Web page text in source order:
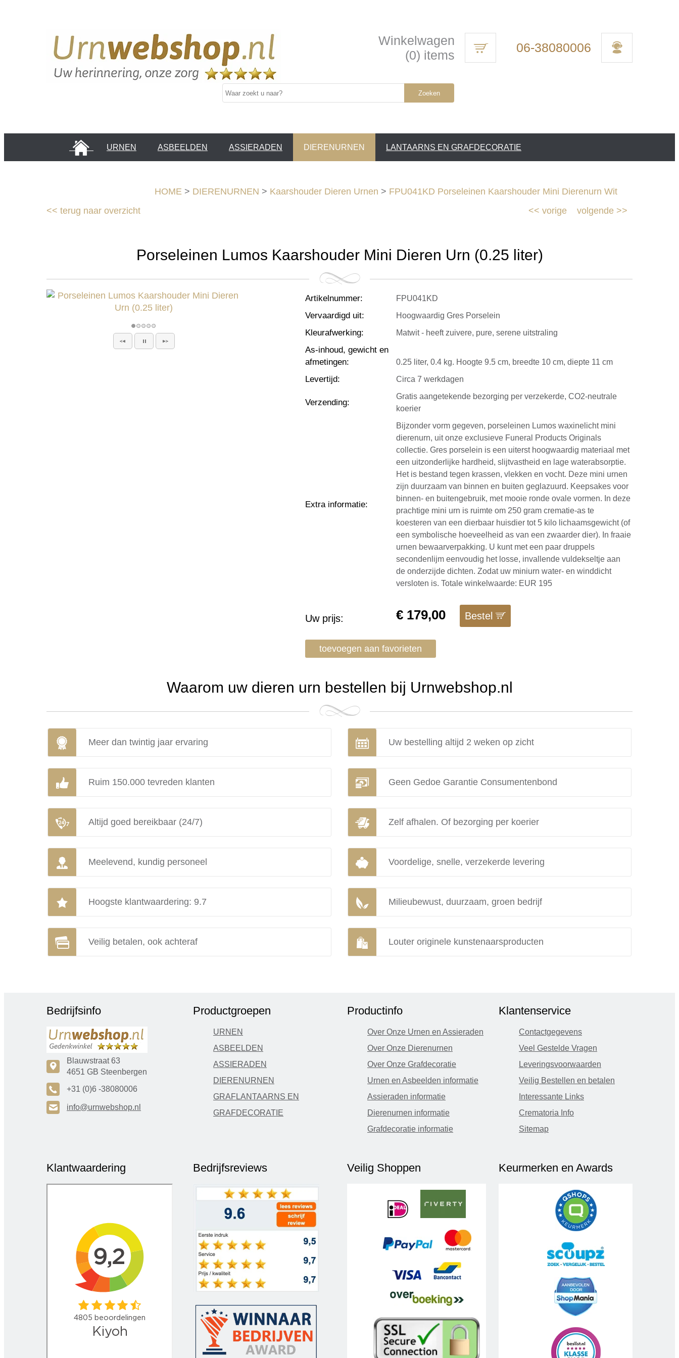
Winkelwagen
(0) items
06-38080006
Zoeken
HOME URNEN ASBEELDEN ASSIERADEN DIERENURNEN LANTAARNS EN GRAFDECORATIE
HOME > DIERENURNEN > Kaarshouder Dieren Urnen > FPU041KD Porseleinen Kaarshouder Mini Dierenurn Wit
<< terug naar overzicht volgende >>
<< vorige
Porseleinen Lumos Kaarshouder Mini Dieren Urn (0.25 liter)
Artikelnummer: FPU041KD
Vervaardigd uit: Hoogwaardig Gres Porselein
Kleurafwerking: Matwit - heeft zuivere, pure, serene uitstraling
As-inhoud, gewicht en
afmetingen: 0.25 liter, 0.4 kg. Hoogte 9.5 cm, breedte 10 cm, diepte 11 cm
Levertijd: Circa 7 werkdagen
Verzending:
Gratis aangetekende bezorging per verzekerde, CO2-neutrale
koerier
Extra informatie:
Bijzonder vorm gegeven, porseleinen Lumos waxinelicht mini
dierenurn, uit onze exclusieve Funeral Products Originals
collectie. Gres porselein is een uiterst hoogwaardig materiaal met
een uitzonderlijke hardheid, slijtvastheid en lage waterabsorptie.
Het is bestand tegen krassen, vlekken en vocht. Deze mini urnen
zijn duurzaam van binnen en buiten geglazuurd. Keepsakes voor
binnen- en buitengebruik, met mooie ronde ovale vormen. In deze
prachtige mini urn is ruimte om 250 gram crematie-as te
koesteren van een dierbaar huisdier tot 5 kilo lichaamsgewicht (of
een symbolische hoeveelheid as van een zwaarder dier). In fraaie
urnen bewaarverpakking. U kunt met een paar druppels
secondenlijm eenvoudig het losse, invallende vuldekseltje aan
de onderzijde dichten. Zodat uw miniurn water- en winddicht
versloten is. Totale winkelwaarde: EUR 195
Uw prijs: € 179,00 Bestel
toevoegen aan favorieten
Waarom uw dieren urn bestellen bij Urnwebshop.nl
Meer dan twintig jaar ervaring Uw bestelling altijd 2 weken op zicht
Ruim 150.000 tevreden klanten Geen Gedoe Garantie Consumentenbond
Altijd goed bereikbaar (24/7) Zelf afhalen. Of bezorging per koerier
Meelevend, kundig personeel Voordelige, snelle, verzekerde levering
Hoogste klantwaardering: 9.7 Milieubewust, duurzaam, groen bedrijf
Veilig betalen, ook achteraf Louter originele kunstenaarsproducten
Bedrijfsinfo
c
Blauwstraat 63
4651 GB Steenbergen
A +31 (0)6 -38080006
H info@urnwebshop.nl
Productgroepen
URNEN
ASBEELDEN
ASSIERADEN
DIERENURNEN
GRAFLANTAARNS EN
GRAFDECORATIE
Productinfo
Over Onze Urnen en Assieraden
Over Onze Dierenurnen
Over Onze Grafdecoratie
Urnen en Asbeelden informatie
Assieraden informatie
Dierenurnen informatie
Grafdecoratie informatie
Klantenservice
Contactgegevens
Veel Gestelde Vragen
Leveringsvoorwaarden
Veilig Bestellen en betalen
Interessante Links
Crematoria Info
Sitemap
Klantwaardering Bedrijfsreviews Veilig Shoppen Keurmerken en Awards